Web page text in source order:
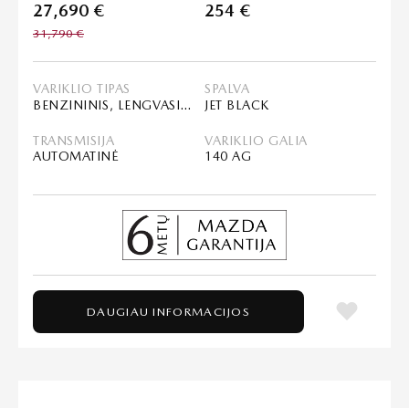
27,690 €
31,790 €
254 €
VARIKLIO TIPAS
BENZININIS, LENGVASIS HIBRIDAS (MHEV)
SPALVA
JET BLACK
TRANSMISIJA
AUTOMATINĖ
VARIKLIO GALIA
140 AG
DAUGIAU INFORMACIJOS